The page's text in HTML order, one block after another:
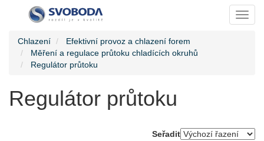
Chlazení
Efektivní provoz a chlazení forem
Měření a regulace průtoku chladících okruhů
Regulátor průtoku
Regulátor průtoku
Seřadit